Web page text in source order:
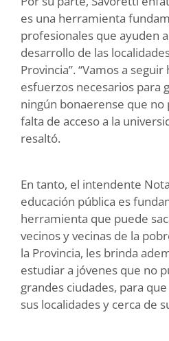
es una herramienta
profesionales que ayuden
desarrollo de las
Provincia”. “Vamos a
esfuerzos necesarios para
ningún bonaerense que
falta de acceso a la
resaltó.
En tanto, el intendente
educación pública es
herramienta que puede
vecinos y vecinas de la
la Provincia, les brinda
estudiar a jóvenes que no
grandes ciudades, para
sus localidades y cerca de